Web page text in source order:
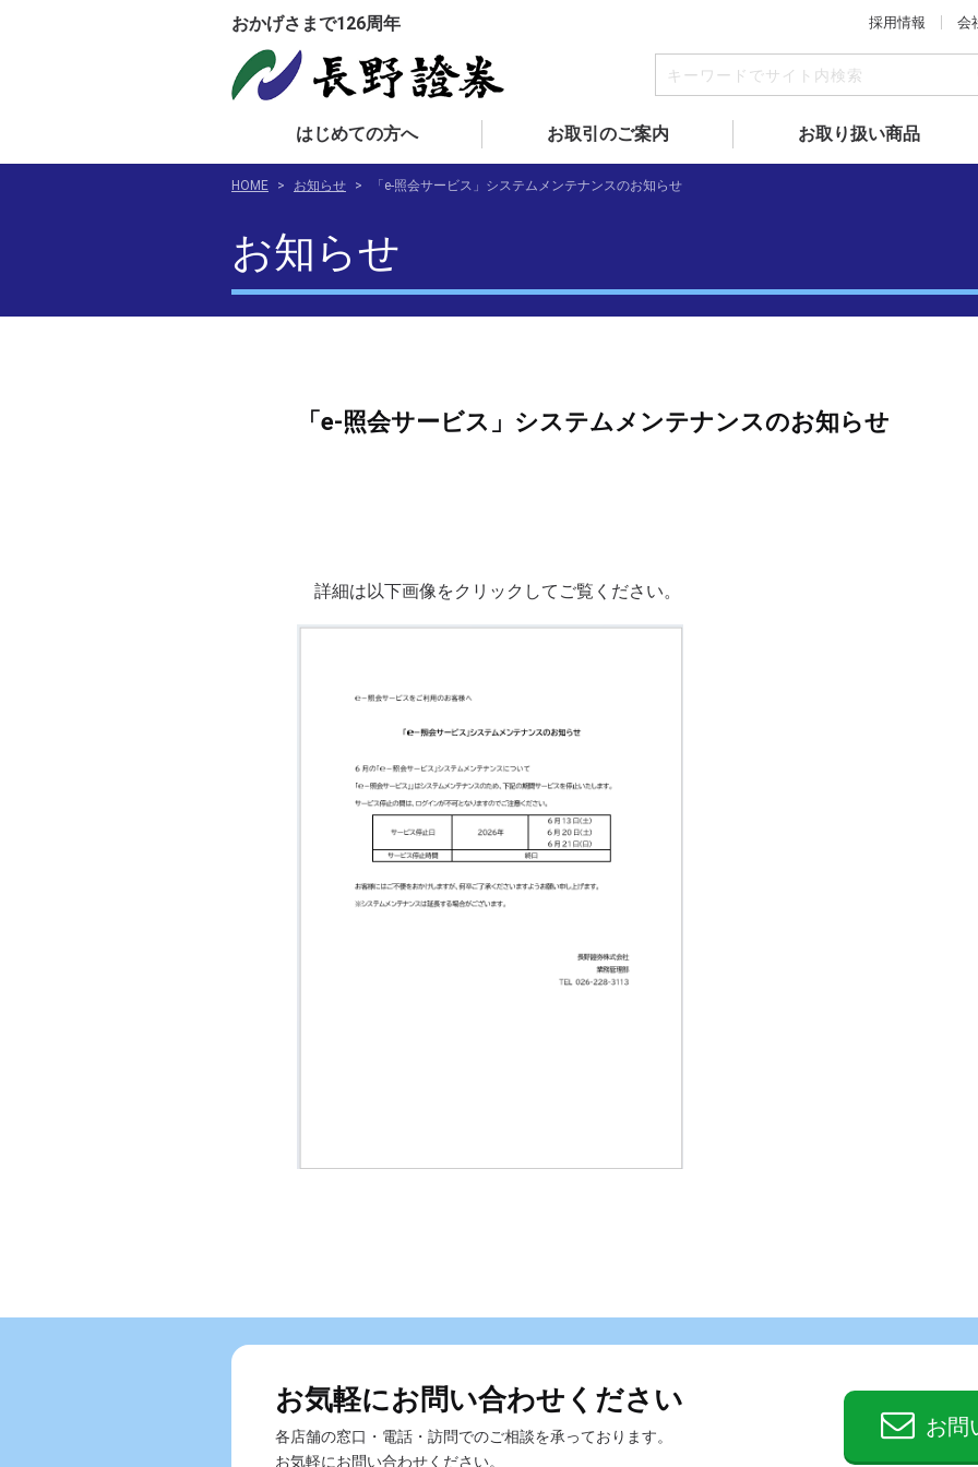
おかげさまで126周年 採用情報 会
はじめての方へ お取引のご案内 お取り扱い商品
HOME > お知らせ > 「e-照会サービス」システムメンテナンスのお知らせ
お知らせ
「e-照会サービス」システムメンテナンスのお知らせ
詳細は以下画像をクリックしてご覧ください。
お気軽にお問い合わせください
各店舗の窓口・電話・訪問でのご相談を承っております。
お気軽にお問い合わせください。
お問